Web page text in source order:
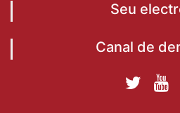
Seu
Canal de